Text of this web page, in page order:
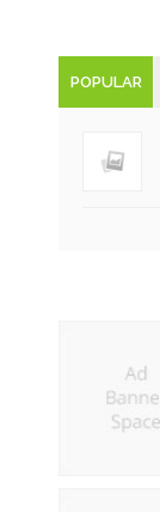
POPULAR